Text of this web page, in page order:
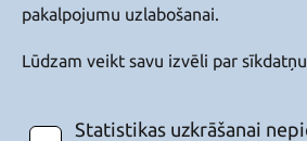
pakalpojumu uzlabošanai.
Lūdzam veikt savu izvēli par
Statistikas uzkrāšanai